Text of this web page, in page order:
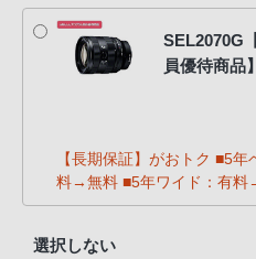
SEL2070G
員優待商品】
【長期保証】がおトク ■5
料→無料 ■5年ワイド：有料
選択しない